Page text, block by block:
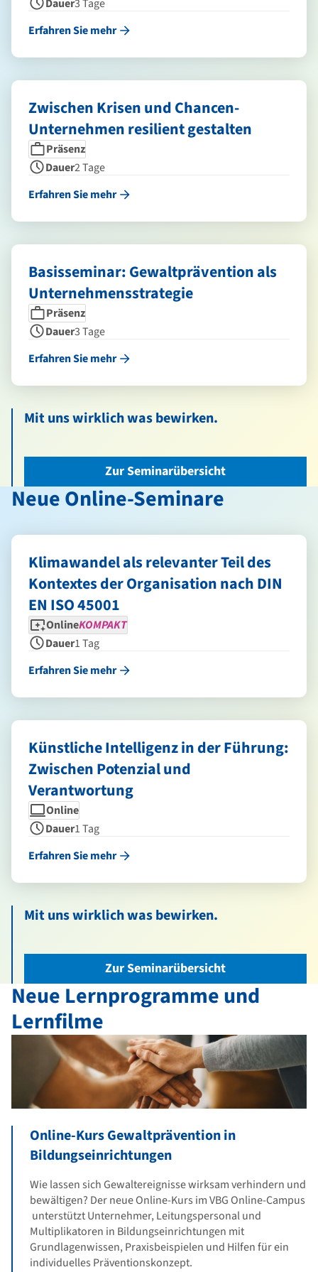
Mit uns wirklich was bewirken.
Zur Seminarübersicht
Dauer3 Tage
Erfahren Sie mehr
Zwischen Krisen und Chancen-
Unternehmen resilient gestalten
Seminarform
Präsenz
Dauer
Dauer2 Tage
Erfahren Sie mehr
Basisseminar: Gewaltprävention als
Unternehmensstrategie
Seminarform
Präsenz
Dauer
Dauer3 Tage
Erfahren Sie mehr
Neue Online-Seminare
Mit uns wirklich was bewirken.
Zur Seminarübersicht
Klimawandel als relevanter Teil des
Kontextes der Organisation nach DIN
EN ISO 45001
Seminarform
OnlineKOMPAKT
Dauer
Dauer1 Tag
Erfahren Sie mehr
Künstliche Intelligenz in der Führung:
Zwischen Potenzial und
Verantwortung
Seminarform
Online
Dauer
Dauer1 Tag
Erfahren Sie mehr
Neue Lernprogramme und
Lernfilme
Online-Kurs Gewaltprävention in
Bildungseinrichtungen
Wie lassen sich Gewaltereignisse wirksam verhindern und
bewältigen? Der neue Online-Kurs im VBG Online-Campus
unterstützt Unternehmer, Leitungspersonal und
Multiplikatoren in Bildungseinrichtungen mit
Grundlagenwissen, Praxisbeispielen und Hilfen für ein
individuelles Präventionskonzept.